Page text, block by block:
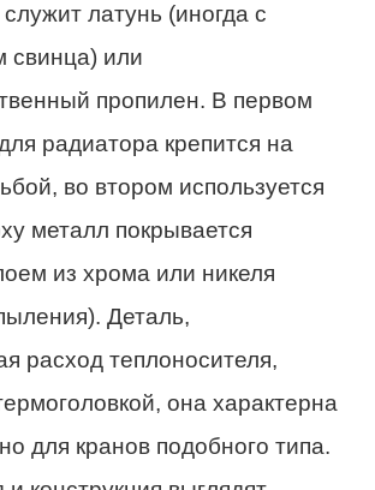
латунь (иногда с
свинца) или
пропилен. В первом
радиатора крепится на
во втором используется
металл покрывается
из хрома или никеля
Деталь,
расход теплоносителя,
она характерна
для кранов подобного типа.